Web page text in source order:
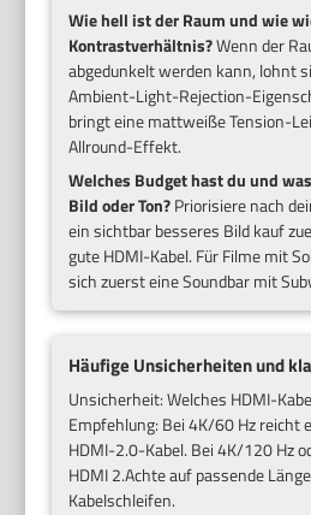
Wie hell ist der Raum und wie
Kontrastverhältnis?Wenn der
abgedunkelt werden kann, lohnt
Ambient-Light-Rejection-
bringt eine mattweiße Tension-
Allround-Effekt.
Welches Budget hast du und
Bild oder Ton?Priorisiere nach
ein sichtbar besseres Bild kauf
gute HDMI-Kabel. Für Filme mit
sich zuerst eine Soundbar mit
Häufige Unsicherheiten und
Unsicherheit: Welches HDMI-
Empfehlung: Bei 4K/60 Hz reicht
HDMI-2.0-Kabel. Bei 4K/120 Hz
HDMI 2.Achte auf passende
Kabelschleifen.